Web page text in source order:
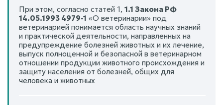
При этом, согласно статей 1, 1.1 Закона РФ
14.05.1993 4979-1 «О ветеринарии» под
ветеринарией понимается область научных знаний
и практической деятельности, направленных на
предупреждение болезней животных и их лечение,
выпуск полноценной и безопасной в ветеринарном
отношении продукции животного происхождения и
защиту населения от болезней, общих для
человека и животных